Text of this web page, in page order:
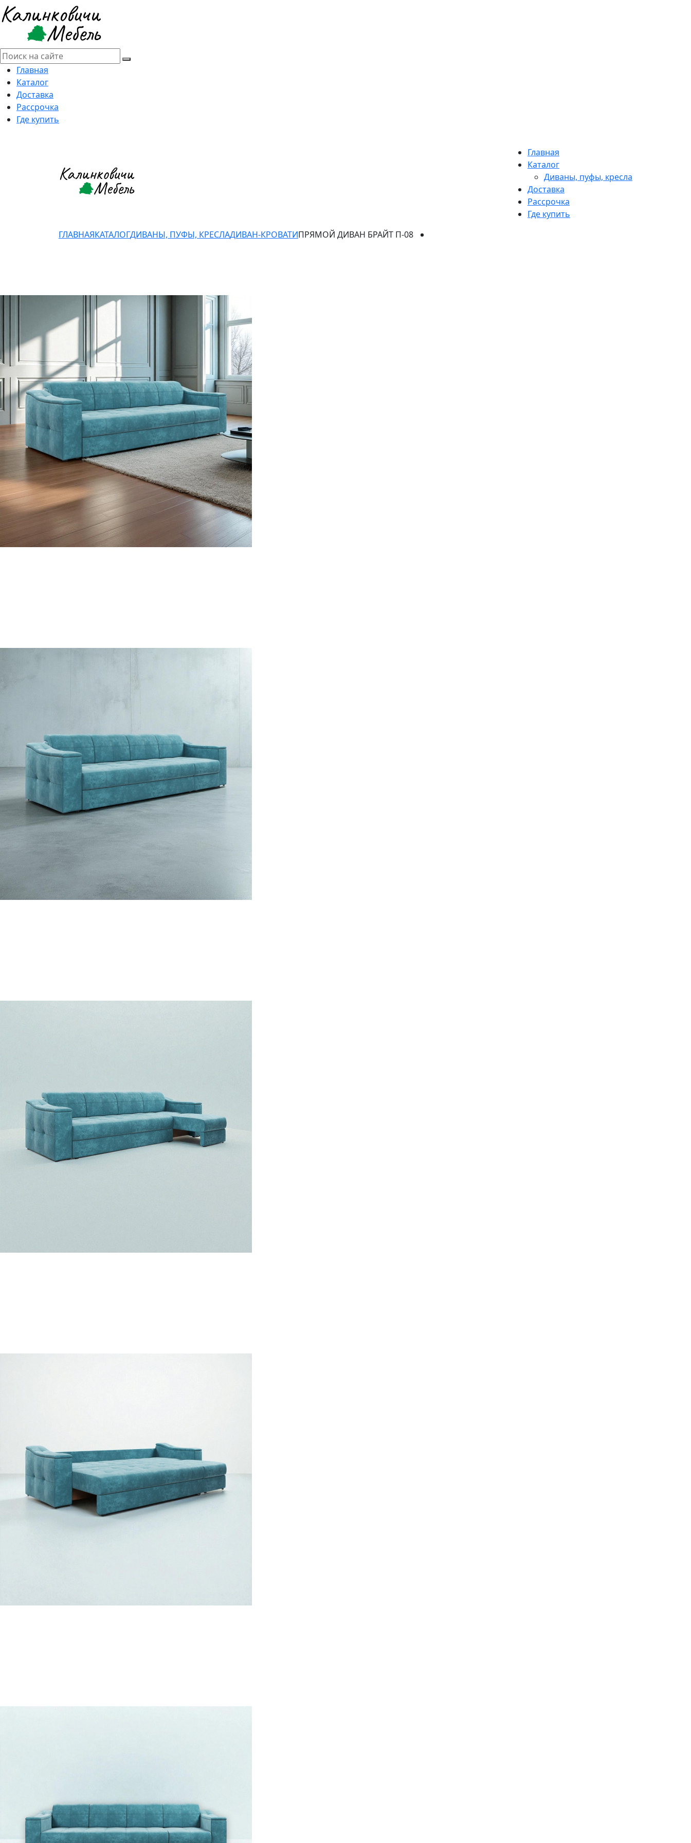
Главная
Каталог
Доставка
Рассрочка
Где купить
Главная
Каталог
Диваны, пуфы, кресла
Доставка
Рассрочка
Где купить
ГЛАВНАЯКАТАЛОГДИВАНЫ, ПУФЫ, КРЕСЛАДИВАН-КРОВАТИПРЯМОЙ ДИВАН БРАЙТ П-08